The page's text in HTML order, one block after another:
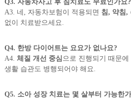
Q3. 자동차사고 후 침치료도 무료인가요?
A3. 네, 자동차보험이 적용되면 침, 약침,
없이 치료받으세요.
Q4. 한방 다이어트는 요요가 없나요?
A4. 체질 개선 중심 으로 진행되기 때문
생활 습관도 병행되어야 해요.
Q5. 소아 성장 치료는 몇 살부터 가능한